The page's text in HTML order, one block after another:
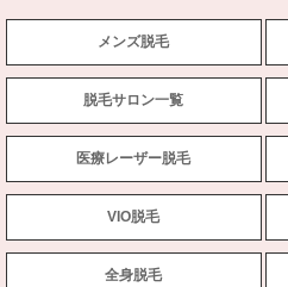
メンズ脱毛
脱毛サロン一覧
医療レーザー脱毛
VIO脱毛
全身脱毛